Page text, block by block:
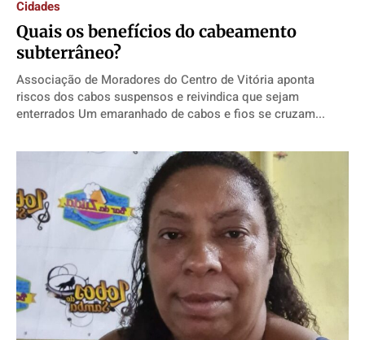
Cidades
Quais os benefícios do cabeamento
subterrâneo?
Associação de Moradores do Centro de Vitória aponta
riscos dos cabos suspensos e reivindica que sejam
enterrados Um emaranhado de cabos e fios se cruzam...